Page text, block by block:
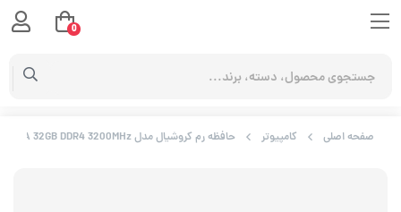
صفحه اصلی کامپیوتر حافظه رم کروشیال مدل CT32G4SFD832A 32GB DDR4 3200MHz
0